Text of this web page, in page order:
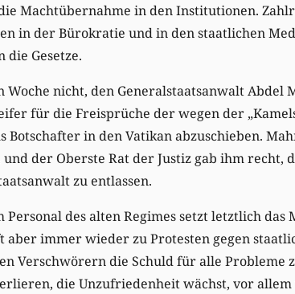
Machtübernahme in den Institutionen.
in der Bürokratie und in den staatlichen
Gesetze.
Woche nicht, den Generalstaatsanwalt Abdel
für die Freisprüche der wegen der
in den Vatikan abzuschieben.
der Oberste Rat der Justiz gab ihm recht,
zu entlassen.
des alten Regimes setzt letztlich das
immer wieder zu Protesten gegen
Verschwörern die Schuld für alle Probleme
die Unzufriedenheit wächst, vor allem